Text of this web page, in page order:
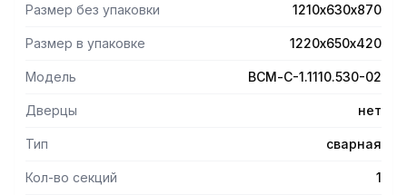
персоналом при сборке, эксплуатации и санитарной
обработке ванны.
-Мойки ванн выполнены из пищевой нержавеющей стали
марки AlSl 304 толщиной 0,8 мм.
позволяет при установке устранять возможные
- Опоры регуляторов высоты, изготовленные из
влажной среде.
Размер без упаковки 1210х630х870
Размер в упаковке 1220х650х420
Модель ВСМ-С-1.1110.530-02
Дверцы нет
Тип сварная
Кол-во секций 1